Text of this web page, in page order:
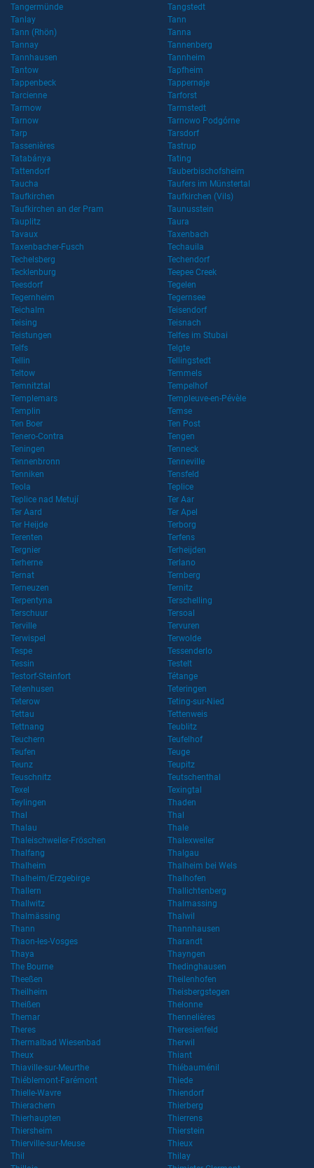
Tangermünde
Tangstedt
Tanlay
Tann
Tann (Rhön)
Tanna
Tannay
Tannenberg
Tannhausen
Tannheim
Tantow
Tapfheim
Tappenbeck
Tappernøje
Tarcienne
Tarforst
Tarmow
Tarmstedt
Tarnow
Tarnowo Podgórne
Tarp
Tarsdorf
Tassenières
Tastrup
Tatabánya
Tating
Tattendorf
Tauberbischofsheim
Taucha
Taufers im Münstertal
Taufkirchen
Taufkirchen (Vils)
Taufkirchen an der Pram
Taunusstein
Tauplitz
Taura
Tavaux
Taxenbach
Taxenbacher-Fusch
Techauila
Techelsberg
Techendorf
Tecklenburg
Teepee Creek
Teesdorf
Tegelen
Tegernheim
Tegernsee
Teichalm
Teisendorf
Teising
Teisnach
Teistungen
Telfes im Stubai
Telfs
Telgte
Tellin
Tellingstedt
Teltow
Temmels
Temnitztal
Tempelhof
Templemars
Templeuve-en-Pévèle
Templin
Temse
Ten Boer
Ten Post
Tenero-Contra
Tengen
Teningen
Tenneck
Tennenbronn
Tenneville
Tenniken
Tensfeld
Teola
Teplice
Teplice nad Metují
Ter Aar
Ter Aard
Ter Apel
Ter Heijde
Terborg
Terenten
Terfens
Tergnier
Terheijden
Terherne
Terlano
Ternat
Ternberg
Terneuzen
Ternitz
Terpentyna
Terschelling
Terschuur
Tersoal
Terville
Tervuren
Terwispel
Terwolde
Tespe
Tessenderlo
Tessin
Testelt
Testorf-Steinfort
Tétange
Tetenhusen
Teteringen
Teterow
Teting-sur-Nied
Tettau
Tettenweis
Tettnang
Teublitz
Teuchern
Teufelhof
Teufen
Teuge
Teunz
Teupitz
Teuschnitz
Teutschenthal
Texel
Texingtal
Teylingen
Thaden
Thal
Thal
Thalau
Thale
Thaleischweiler-Fröschen
Thalexweiler
Thalfang
Thalgau
Thalheim
Thalheim bei Wels
Thalheim/Erzgebirge
Thalhofen
Thallern
Thallichtenberg
Thallwitz
Thalmassing
Thalmässing
Thalwil
Thann
Thannhausen
Thaon-les-Vosges
Tharandt
Thaya
Thayngen
The Bourne
Thedinghausen
Theeßen
Theilenhofen
Theilheim
Theisbergstegen
Theißen
Thelonne
Themar
Thennelières
Theres
Theresienfeld
Thermalbad Wiesenbad
Therwil
Theux
Thiant
Thiaville-sur-Meurthe
Thiébauménil
Thiéblemont-Farémont
Thiede
Thielle-Wavre
Thiendorf
Thierachern
Thierberg
Thierhaupten
Thierrens
Thiersheim
Thierstein
Thierville-sur-Meuse
Thieux
Thil
Thilay